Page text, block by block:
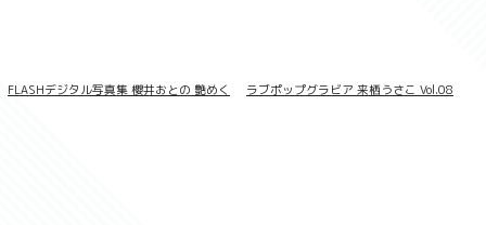
FLASHデジタル写真集 櫻井おとの 艶めく ラブポップグラビア 来栖うさこ Vol.08